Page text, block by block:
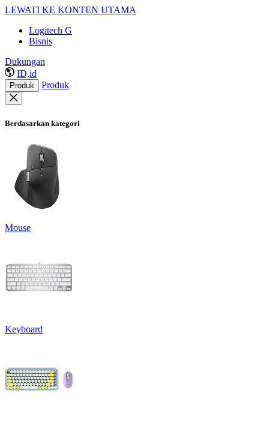
LEWATI KE KONTEN UTAMA
Logitech G
Bisnis
Dukungan
ID,id
Produk Produk
Berdasarkan kategori
Mouse
Keyboard